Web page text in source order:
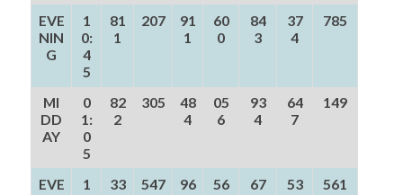
EVE
NIN
G
1
0:
4
5
81
1
207
91
1
60
0
84
3
37
4
785
MI
DD
AY
0
1:
0
5
82
2
305
48
4
05
6
93
4
64
7
149
EVE
1
33
547
96
56
67
53
561